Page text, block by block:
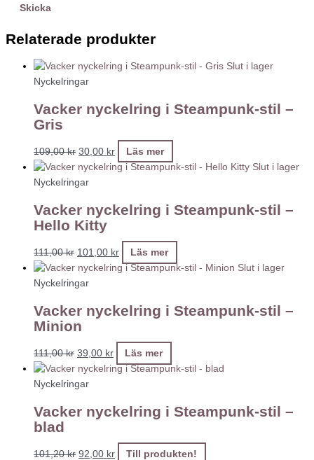
Relaterade produkter
Slut i lager
Nyckelringar
Vacker nyckelring i Steampunk-stil –
Gris
109,00kr 30,00 kr Läs mer
Slut i lager
Nyckelringar
Vacker nyckelring i Steampunk-stil –
Hello Kitty
111,00kr 101,00 kr Läs mer
Slut i lager
Nyckelringar
Vacker nyckelring i Steampunk-stil –
Minion
111,00kr 39,00 kr Läs mer
Nyckelringar
Vacker nyckelring i Steampunk-stil –
blad
101,20kr 92,00 kr Till produkten!